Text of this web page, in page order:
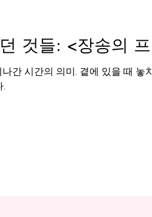
것들: <장송의
간 시간의 의미. 곁에 있을 때 놓
.